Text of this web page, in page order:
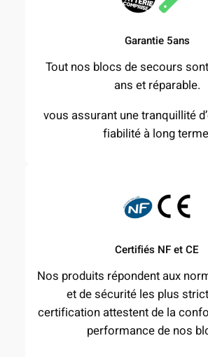
Garantie 5ans
Tout nos blocs de secours
ans et réparable.
vous assurant une tranquillité
fiabilité à long
Certifiés NF et CE
Nos produits répondent aux
et de sécurité les plus
certification attestent de la
performance de nos